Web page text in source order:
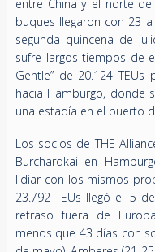
entre China y el norte
buques llegaron con 23
segunda quincena de
sufre largos tiempos de
Gentle” de 20.124
hacia Hamburgo, donde
una estadía en el puerto
Los socios de THE
Burchardkai en
lidiar con los mismos
23.792 TEUs llegó el 5
retraso fuera de
menos que 43 días con